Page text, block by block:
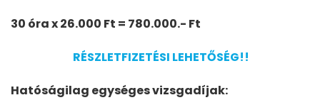
30 óra x 26.000 Ft = 780.000.- Ft
RÉSZLETFIZETÉSI LEHETŐSÉG!!
Hatóságilag egységes vizsgadíjak: